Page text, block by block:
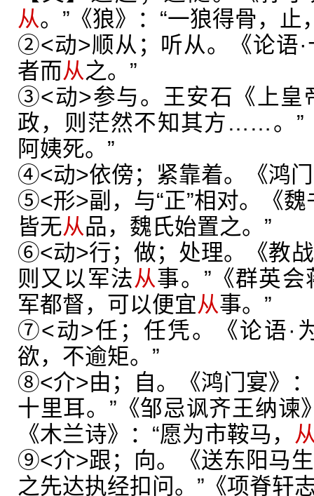
从。”《狼》：“一狼得骨，止
②<动>顺从；听从。《论语·
者而从之。”
③<动>参与。王安石《上皇
政，则茫然不知其方……。”
阿姨死。”
④<动>依傍；紧靠着。《鸿
⑤<形>副，与“正”相对。《魏
皆无从品，魏氏始置之。”
⑥<动>行；做；处理。《教
则又以军法从事。”《群英
军都督，可以便宜从事。”
⑦<动>任；任凭。《论语·
欲，不逾矩。”
⑧<介>由；自。《鸿门宴》：
十里耳。”《邹忌讽齐王纳谏
《木兰诗》：“愿为市鞍马，
⑨<介>跟；向。《送东阳马
之先达执经扣问。”《项脊轩